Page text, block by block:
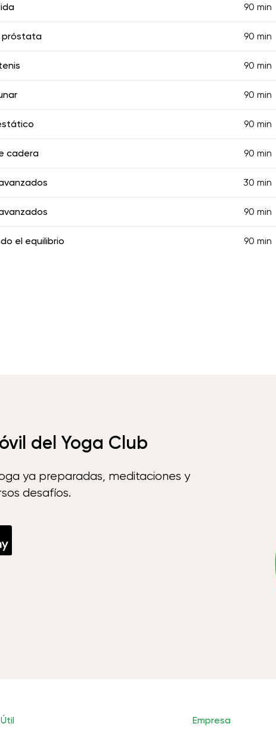
90 min
próstata 90 min
90 min
90 min
90 min
cadera 90 min
30 min
90 min
el equilibrio 90 min
del Yoga Club
ya preparadas, meditaciones y
desafíos.
Útil Empresa